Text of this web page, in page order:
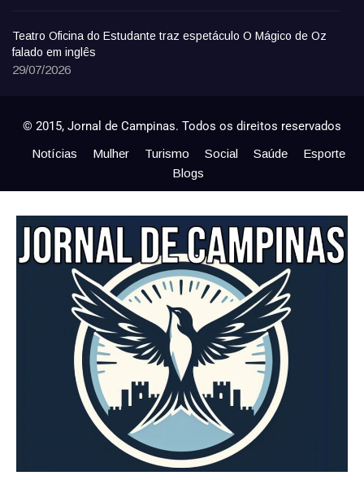
Teatro Oficina do Estudante traz espetáculo O Mágico de Oz
falado em inglês
29/07/2026
© 2015, Jornal de Campinas. Todos os direitos reservados
Notícias Mulher Turismo Social Saúde
Esporte
Blogs